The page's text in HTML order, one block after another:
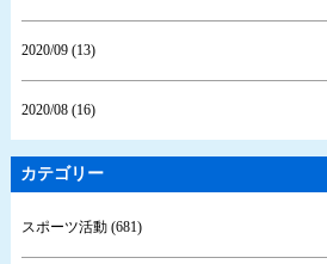
2020/09 (13)
2020/08 (16)
カテゴリー
スポーツ活動 (681)